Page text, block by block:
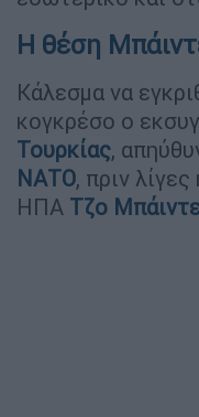
Η θέση
Κάλεσμα να
κογκρέσο ο
Τουρκίας,
ΝΑΤΟ, πριν
ΗΠΑ Τζο